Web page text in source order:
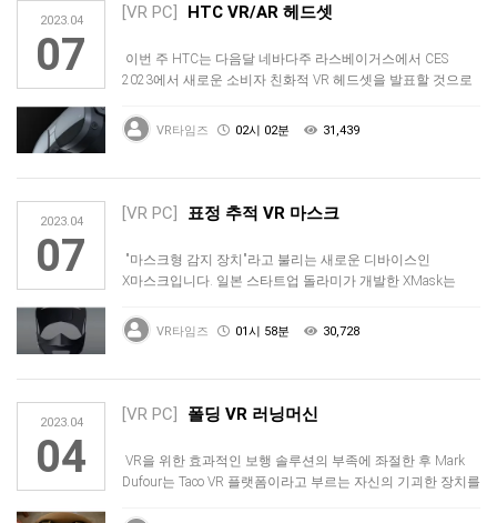
2023.04
07
[VR PC] HTC VR/AR 헤드셋
이번 주 HTC는 다음달 네바다주 라스베이거스에서 CES
2023에서 새로운 소비자 친화적 VR 헤드셋을 발표할 것으로
VR타임즈 02시 02분 31,439
2023.04
07
[VR PC] 표정 추적 VR 마스크
"마스크형 감지 장치"라고 불리는 새로운 디바이스인
X마스크입니다. 일본 스타트업 돌라미가 개발한 XMask는
VR타임즈 01시 58분 30,728
2023.04
04
[VR PC] 폴딩 VR 러닝머신
VR을 위한 효과적인 보행 솔루션의 부족에 좌절한 후 Mark
Dufour는 Taco VR 플랫폼이라고 부르는 자신의 기괴한 장치를